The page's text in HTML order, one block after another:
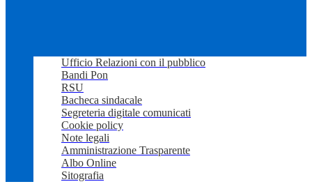
Ufficio Relazioni con il pubblico
Bandi Pon
RSU
Bacheca sindacale
Segreteria digitale comunicati
Cookie policy
Note legali
Amministrazione Trasparente
Albo Online
Sitografia